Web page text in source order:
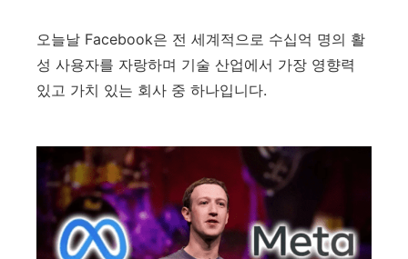
오늘날 Facebook은 전 세계적으로 수십억 명의 활
성 사용자를 자랑하며 기술 산업에서 가장 영향력
있고 가치 있는 회사 중 하나입니다.